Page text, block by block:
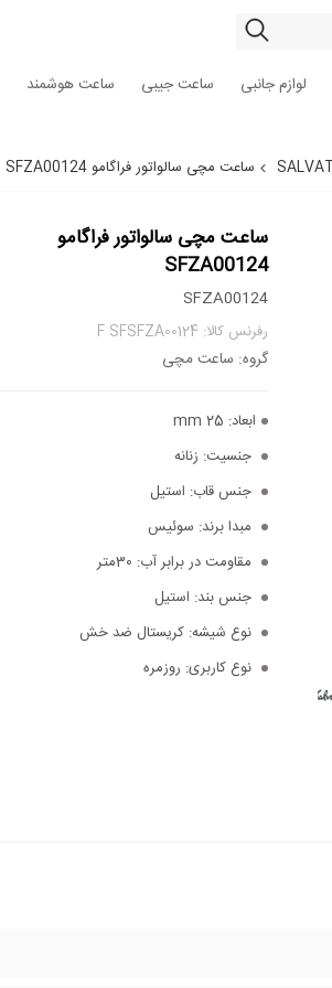
لوازم جانبی ساعت جیبی ساعت هوشمند
ساعت مچی سالواتور فراگامو SFZA00124
ساعت مچی سالواتور فراگامو
SFZA00124
SFZA00124
رفرنس کالا: F SFSFZA00124
گروه: ساعت مچی
ابعاد:
جنسیت: زنانه
جنس قاب: استیل
مبدا برند: سوئیس
مقاومت در برابر آب: 30متر
جنس بند: استیل
نوع شیشه: کریستال ضد خش
نوع کاربری: روزمره